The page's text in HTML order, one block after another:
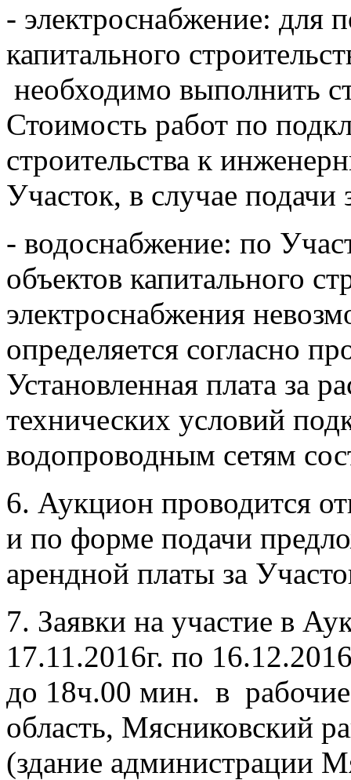
- электроснабжение: для
капитального
необходимо выполнить
Стоимость работ по
строительства к
Участок, в случае
- водоснабжение: по
объектов капитального
электроснабжения
определяется согласно
Установленная плата за
технических условий
водопроводным сетям
6. Аукцион проводится
и по форме подачи
арендной платы за
7. Заявки на участие в
17.11.2016г. по
до 18ч.00 мин. в
область, Мясниковский
(здание администрации